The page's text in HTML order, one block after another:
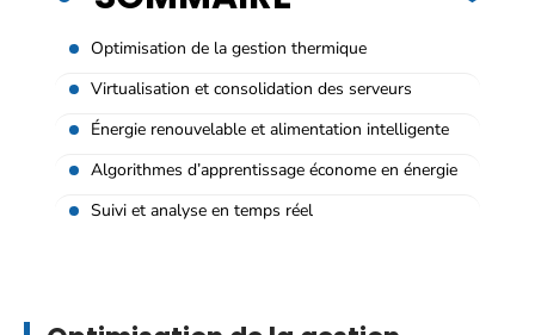
Optimisation de la gestion thermique
Virtualisation et consolidation des serveurs
Énergie renouvelable et alimentation intelligente
Algorithmes d’apprentissage économe en énergie
Suivi et analyse en temps réel